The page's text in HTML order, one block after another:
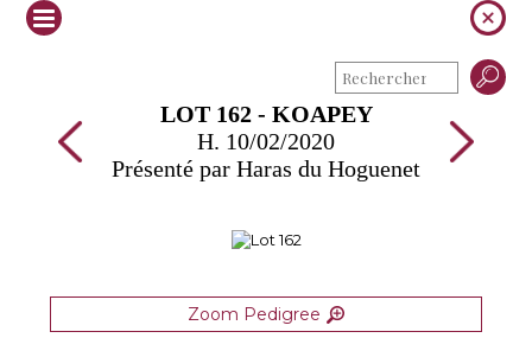
LOT 162 - KOAPEY
H. 10/02/2020
Présenté par Haras du Hoguenet
Zoom Pedigree